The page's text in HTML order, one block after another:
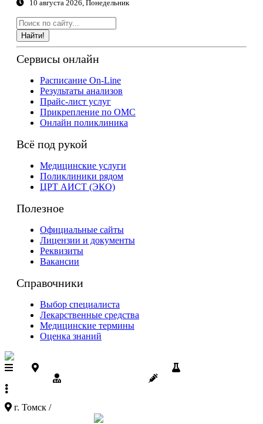
10 августа 2026, Понедельник
Найти!
Сервисы онлайн
Расписание On-Line
Результаты анализов
Прайс-лист услуг
Прикрепление по ОМС
Онлайн поликлиника
Всё под рукой
Медицинские услуги
Поликлиники рядом
ЦРТ АИСТ (ЭКО)
Полезное
Официальные сайты
Лицензии и документы
Реквизиты
Вакансии
Справочники
Выбор специалиста
Лекарственные средства
Медицинские термины
Оценка знаний
г. Томск /